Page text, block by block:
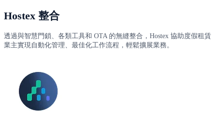
Hostex 整合
透過與智慧門鎖、各類工具和 OTA 的無縫整合，Hostex 協助度假租賃
業主實現自動化管理、最佳化工作流程，輕鬆擴展業務。